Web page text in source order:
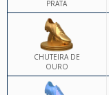
PRATA
CHUTEIRA DE
OURO